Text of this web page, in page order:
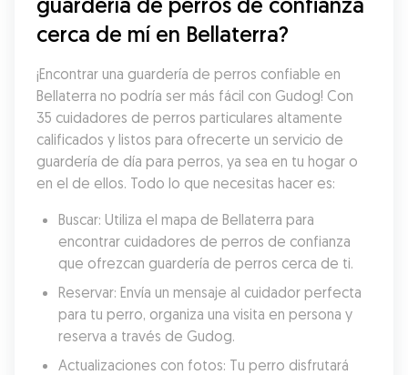
cerca de mí en Bellaterra?
¡Encontrar una guardería de perros confiable en
Bellaterra no podría ser más fácil con Gudog! Con
35 cuidadores de perros particulares altamente
calificados y listos para ofrecerte un servicio de
guardería de día para perros, ya sea en tu hogar o
en el de ellos. Todo lo que necesitas hacer es:
Buscar: Utiliza el mapa de Bellaterra para
encontrar cuidadores de perros de confianza
que ofrezcan guardería de perros cerca de ti.
Reservar: Envía un mensaje al cuidador perfecta
para tu perro, organiza una visita en persona y
reserva a través de Gudog.
Actualizaciones con fotos: Tu perro disfrutará